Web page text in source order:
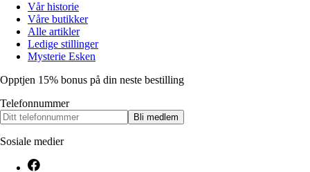
Vår historie
Våre butikker
Alle artikler
Ledige stillinger
Mysterie Esken
Opptjen 15% bonus på din neste bestilling
Telefonnummer
Bli medlem
Sosiale medier